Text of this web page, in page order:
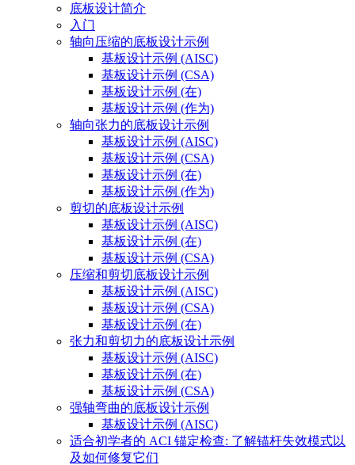
底板设计简介
入门
轴向压缩的底板设计示例
基板设计示例 (AISC)
基板设计示例 (CSA)
基板设计示例 (在)
基板设计示例 (作为)
轴向张力的底板设计示例
基板设计示例 (AISC)
基板设计示例 (CSA)
基板设计示例 (在)
基板设计示例 (作为)
剪切的底板设计示例
基板设计示例 (AISC)
基板设计示例 (在)
基板设计示例 (CSA)
压缩和剪切底板设计示例
基板设计示例 (AISC)
基板设计示例 (CSA)
基板设计示例 (在)
张力和剪切力的底板设计示例
基板设计示例 (AISC)
基板设计示例 (在)
基板设计示例 (CSA)
强轴弯曲的底板设计示例
基板设计示例 (AISC)
适合初学者的 ACI 锚定检查: 了解锚杆失效模式以
及如何修复它们